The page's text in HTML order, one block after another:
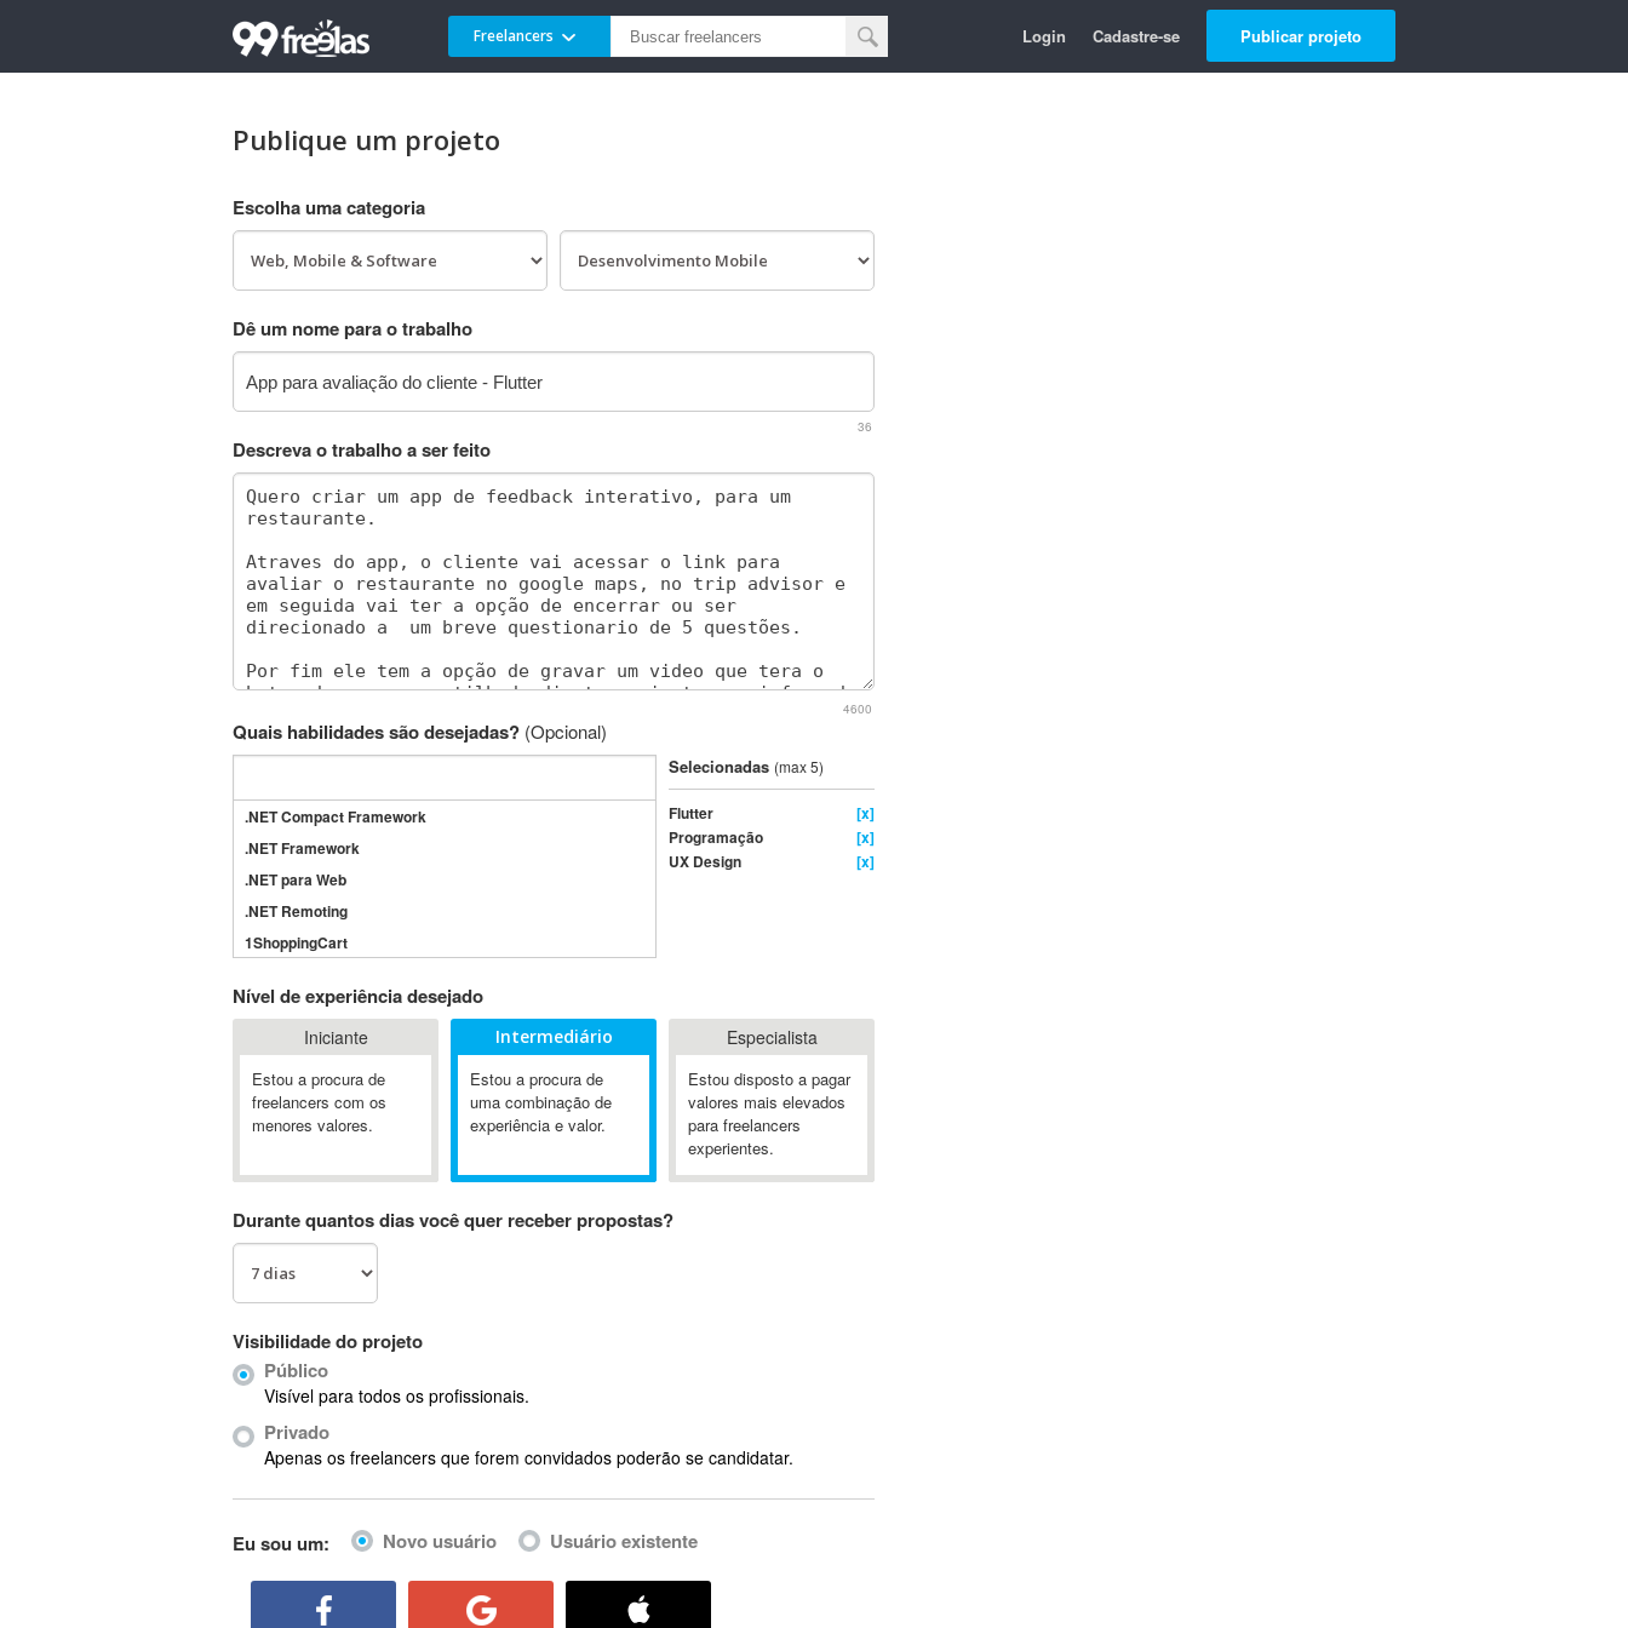
Freelancers Login Cadastre-se Publicar projeto
Publique um projeto
Escolha uma categoria
Dê um nome para o trabalho
36
Descreva o trabalho a ser feito
4600
Quais habilidades são desejadas? (Opcional)
.NET Compact Framework
.NET Framework
.NET para Web
.NET Remoting
1ShoppingCart
3GSM
4D Dimension
802.11
A&P
A-GPS
Ab Initio
ABIS
AbleCommerce
Ableton Live
Abstract Window Toolkit (AWT)
Selecionadas (max 5)
Flutter
[x]
Programação
[x]
UX Design
[x]
Nível de experiência desejado
Iniciante
Estou a procura de
freelancers com os
menores valores.
Intermediário
Estou a procura de
uma combinação de
experiência e valor.
Especialista
Estou disposto a pagar
valores mais elevados
para freelancers
experientes.
Durante quantos dias você quer receber propostas?
Visibilidade do projeto
Público
Visível para todos os profissionais.
Privado
Apenas os freelancers que forem convidados poderão se candidatar.
Eu sou um: Novo usuário Usuário existente